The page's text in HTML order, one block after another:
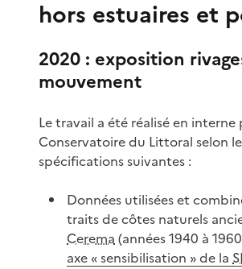
hors estuaires et
2020 : exposition
mouvement
Le travail a été réalisé en interne
Conservatoire du Littoral selon
spécifications suivantes :
Données utilisées et
traits de côtes naturels
Cerema (années 1940 à
axe « sensibilisation » de la